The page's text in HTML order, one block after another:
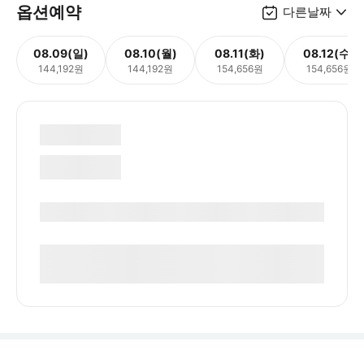
옵션예약 다른날짜
08.09(일)
144,192원
08.10(월)
144,192원
08.11(화)
154,656원
08.12(수)
154,656원